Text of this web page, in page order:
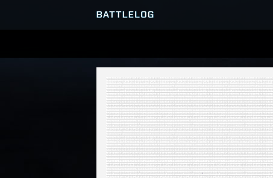
SERVER-BROWSER
MATCHES